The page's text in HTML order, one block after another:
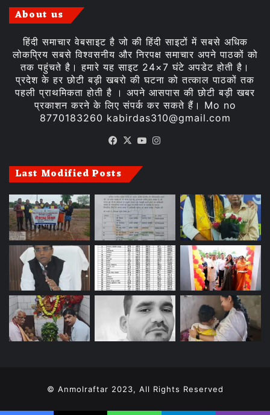
About us
हिंदी समाचार वेबसाइट है जो की हिंदी साइटों में सबसे अधिक
लोकप्रिय सबसे विश्वसनीय और निरपक्ष समाचार अपने पाठकों को
तक पहुंचते है। हमारे यह साइट 24×7 घंटे अपडेट होती है।
प्रदेश के हर छोटी बड़ी खबरो की घटना को तत्काल पाठकों तक
पहली प्राथमिकता होती है । अपने आसपास की छोटी बड़ी खबर
प्रकाशन करने के लिए संपर्क कर सकते हैं। Mo no
8770183260 kabirdas310@gmail.com
Facebook
X YouTube
Last Modified Posts
© Anmolraftar 2023, All Rights Reserved